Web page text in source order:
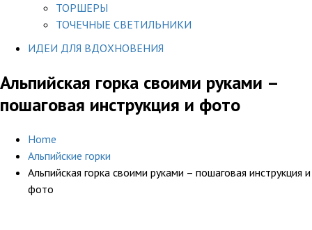
ТОРШЕРЫ
ТОЧЕЧНЫЕ СВЕТИЛЬНИКИ
ИДЕИ ДЛЯ ВДОХНОВЕНИЯ
Альпийская горка своими руками –
пошаговая инструкция и фото
Home
Альпийские горки
Альпийская горка своими руками – пошаговая инструкция и
фото